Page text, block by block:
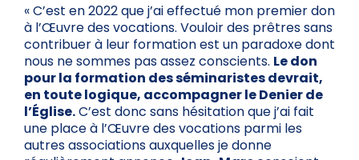
« C’est en 2022 que j’ai effectué mon premier don
à l’Œuvre des vocations. Vouloir des prêtres sans
contribuer à leur formation est un paradoxe dont
nous ne sommes pas assez conscients. Le don
pour la formation des séminaristes devrait,
en toute logique, accompagner le Denier de
l’Église.C’est donc sans hésitation que j’ai fait
une place à l’Œuvre des vocations parmi les
autres associations auxquelles je donne